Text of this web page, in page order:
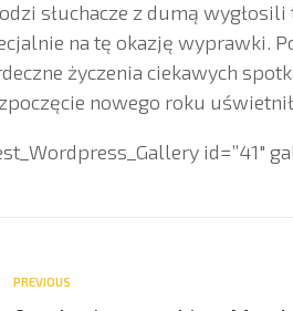
słuchacze z dumą
na tę okazję wyprawki.
życzenia ciekawych
nowego roku
id=”41″
PREVIOUS